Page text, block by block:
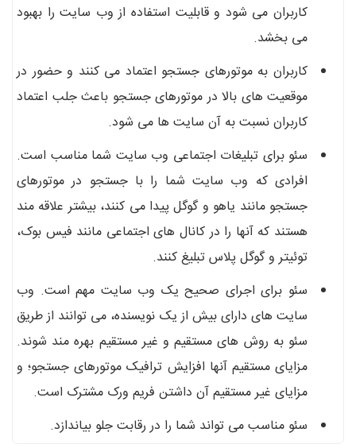
کاربران می شود و قابلیت استفاده از وب سایت را بهبود
می بخشد.
کاربران به موتورهای جستجو اعتماد می کنند و حضور در
موقعیت های بالا در موتورهای جستجو باعث جلب اعتماد
کاربران نسبت به آن سایت ها می شود.
سئو برای تبلیغات اجتماعی وب سایت شما مناسب است.
افرادی که وب سایت شما را با جستجو در موتورهای
جستجو مانند یاهو و گوگل پیدا می کنند، بیشتر علاقه مند
هستند که آنها را در کانال های اجتماعی مانند فیس بوک،
توئیتر و گوگل پلاس تبلیغ کنند.
سئو برای اجرای صحیح یک وب سایت مهم است. وب
سایت های دارای بیش از یک نویسنده، می توانند از طریق
سئو به روش های مستقیم و غیر مستقیم بهره مند شوند.
مزایای مستقیم آنها افزایش ترافیک موتورهای جستجو؛ و
مزایای غیر مستقیم آن داشتن فریم ورک مشترک است.
سئو مناسب می تواند شما را در رقابت جلو بیاندازد.